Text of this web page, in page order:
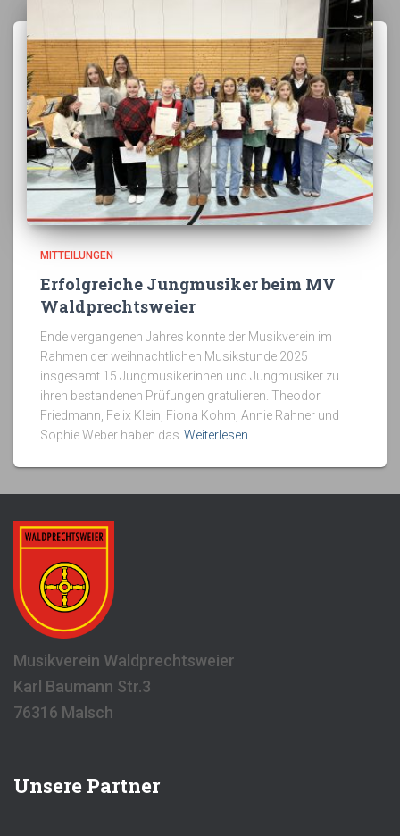
MITTEILUNGEN
Erfolgreiche Jungmusiker beim MV
Waldprechtsweier
Ende vergangenen Jahres konnte der Musikverein im
Rahmen der weihnachtlichen Musikstunde 2025
insgesamt 15 Jungmusikerinnen und Jungmusiker zu
ihren bestandenen Prüfungen gratulieren. Theodor
Friedmann, Felix Klein, Fiona Kohm, Annie Rahner und
Sophie Weber haben das Weiterlesen
Musikverein Waldprechtsweier
Karl Baumann Str.3
76316 Malsch
Unsere Partner